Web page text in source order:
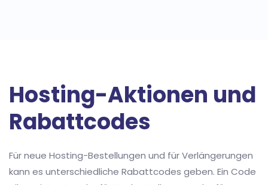
Hosting-Aktionen und
Rabattcodes
Für neue Hosting-Bestellungen und für Verlängerungen
kann es unterschiedliche Rabattcodes geben. Ein Code